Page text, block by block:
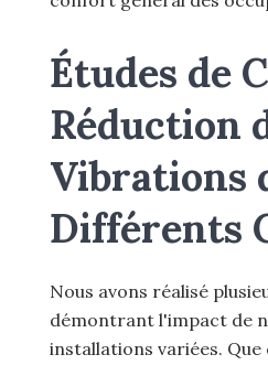
Études de
Réduction
Vibrations
Différents
Nous avons réalisé
démontrant l'impact de
installations variées. Que